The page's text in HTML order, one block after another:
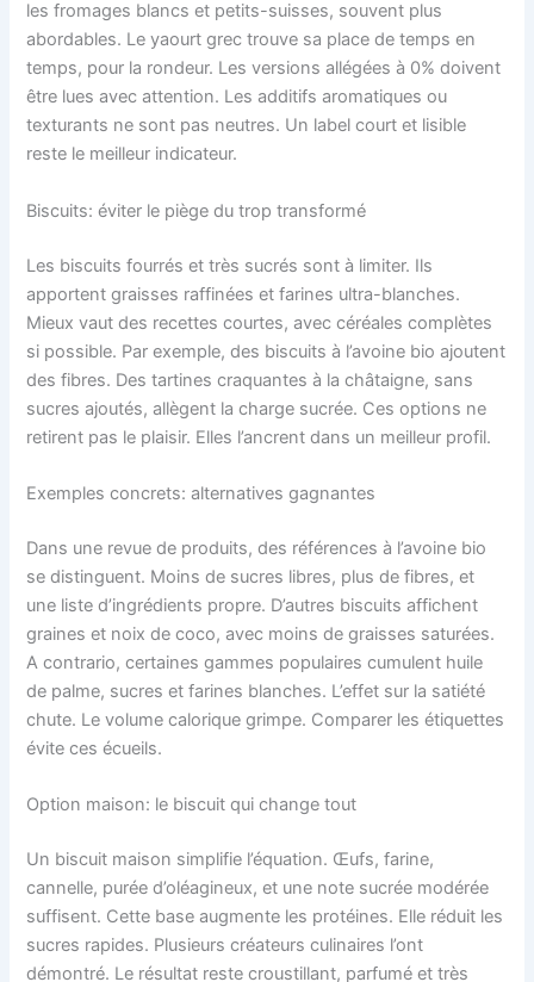
les fromages blancs et petits-suisses, souvent plus
abordables. Le yaourt grec trouve sa place de temps en
temps, pour la rondeur. Les versions allégées à 0% doivent
être lues avec attention. Les additifs aromatiques ou
texturants ne sont pas neutres. Un label court et lisible
reste le meilleur indicateur.
Biscuits: éviter le piège du trop transformé
Les biscuits fourrés et très sucrés sont à limiter. Ils
apportent graisses raffinées et farines ultra-blanches.
Mieux vaut des recettes courtes, avec céréales complètes
si possible. Par exemple, des biscuits à l’avoine bio ajoutent
des fibres. Des tartines craquantes à la châtaigne, sans
sucres ajoutés, allègent la charge sucrée. Ces options ne
retirent pas le plaisir. Elles l’ancrent dans un meilleur profil.
Exemples concrets: alternatives gagnantes
Dans une revue de produits, des références à l’avoine bio
se distinguent. Moins de sucres libres, plus de fibres, et
une liste d’ingrédients propre. D’autres biscuits affichent
graines et noix de coco, avec moins de graisses saturées.
A contrario, certaines gammes populaires cumulent huile
de palme, sucres et farines blanches. L’effet sur la satiété
chute. Le volume calorique grimpe. Comparer les étiquettes
évite ces écueils.
Option maison: le biscuit qui change tout
Un biscuit maison simplifie l’équation. Œufs, farine,
cannelle, purée d’oléagineux, et une note sucrée modérée
suffisent. Cette base augmente les protéines. Elle réduit les
sucres rapides. Plusieurs créateurs culinaires l’ont
démontré. Le résultat reste croustillant, parfumé et très